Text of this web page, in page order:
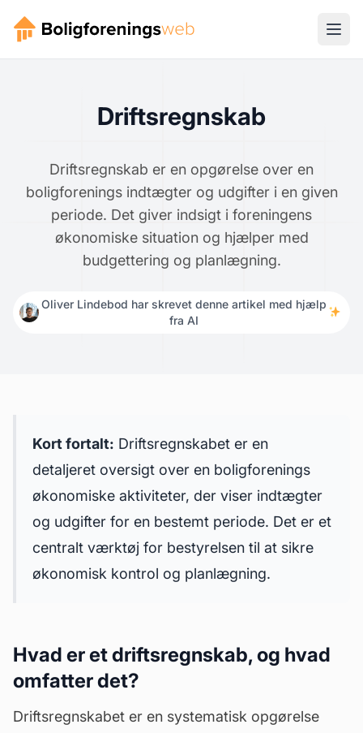
Driftsregnskab
Driftsregnskab er en opgørelse over en
boligforenings indtægter og udgifter i en given
periode. Det giver indsigt i foreningens
økonomiske situation og hjælper med
budgettering og planlægning.
Oliver Lindebod har skrevet denne artikel med hjælp
fra AI
Kort fortalt: Driftsregnskabet er en
detaljeret oversigt over en boligforenings
økonomiske aktiviteter, der viser indtægter
og udgifter for en bestemt periode. Det er et
centralt værktøj for bestyrelsen til at sikre
økonomisk kontrol og planlægning.
Hvad er et driftsregnskab, og hvad
omfatter det?
Driftsregnskabet er en systematisk opgørelse